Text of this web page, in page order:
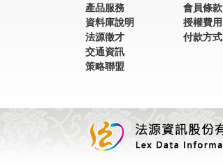
產品服務
資料庫說明
法源徵才
交通資訊
策略聯盟
會員條款
授權費用
付款方式